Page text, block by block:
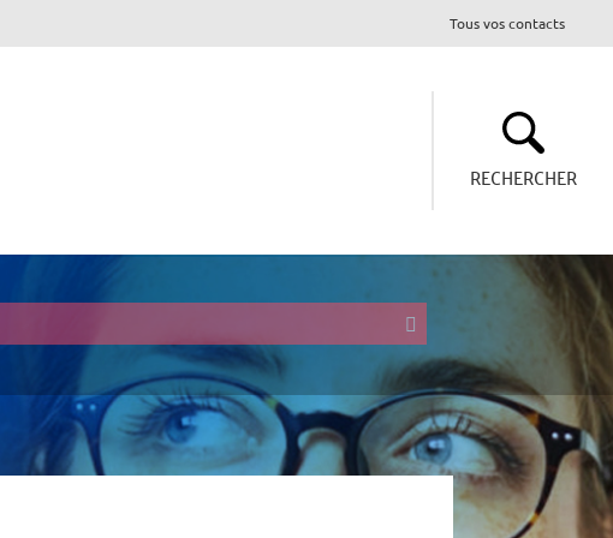
Tous vos contacts
RECHERCHER